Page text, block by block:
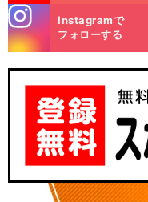
m
Instagramで
フォローする